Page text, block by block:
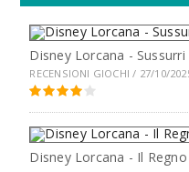
Disney Lorcana -
RECENSIONI GIOCHI / 27/10/
Disney Lorcana - Il Regno